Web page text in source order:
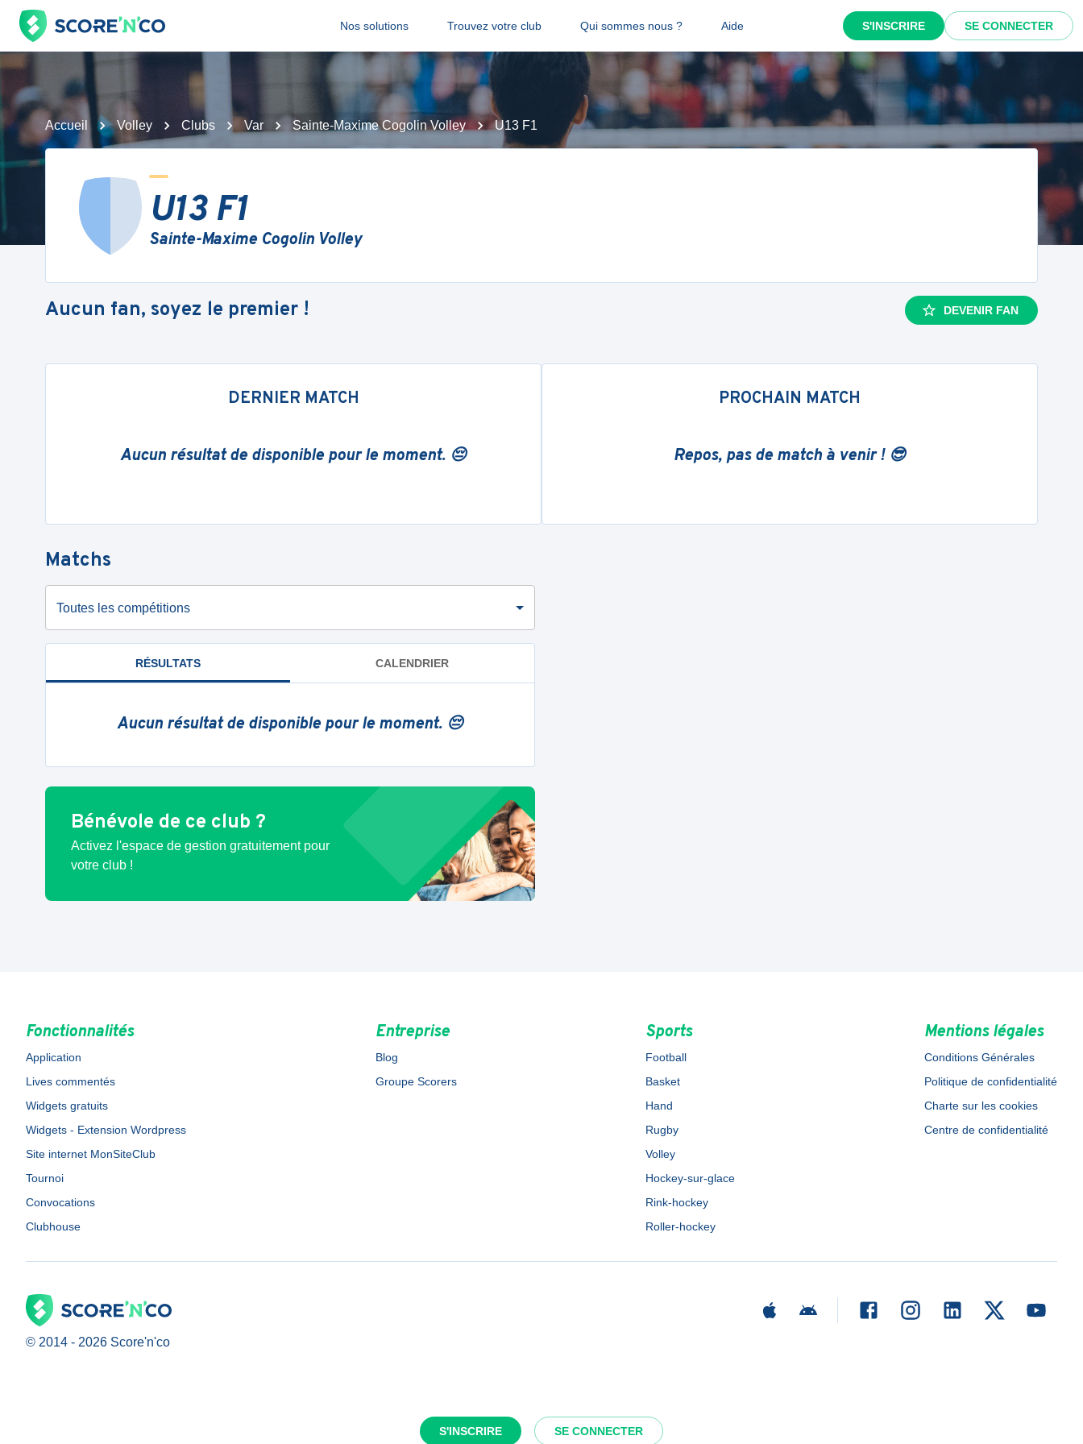
Nos solutions Trouvez votre club Qui sommes nous ? Aide S'INSCRIRE SE CONNECTER
S'INSCRIRE SE CONNECTER
Accueil Volley Clubs Var Sainte-Maxime Cogolin Volley U13 F1
U13 F1
Sainte-Maxime Cogolin Volley
Aucun fan, soyez le premier ! DEVENIR FAN
DERNIER MATCH
Aucun résultat de disponible pour le moment. 😔
PROCHAIN MATCH
Repos, pas de match à venir ! 😎
Matchs
Toutes les compétitions
RÉSULTATS CALENDRIER
Aucun résultat de disponible pour le moment. 😔
Bénévole de ce club ?
Activez l'espace de gestion gratuitement pour
votre club !
Fonctionnalités
Application
Lives commentés
Widgets gratuits
Widgets - Extension Wordpress
Site internet MonSiteClub
Tournoi
Convocations
Clubhouse
Entreprise
Blog
Groupe Scorers
Sports
Football
Basket
Hand
Rugby
Volley
Hockey-sur-glace
Rink-hockey
Roller-hockey
Mentions légales
Conditions Générales
Politique de confidentialité
Charte sur les cookies
Centre de confidentialité
© 2014 - 2026 Score'n'co